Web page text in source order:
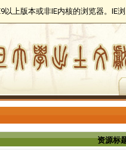
以上版本或非IE内核的浏览器。IE
资源标